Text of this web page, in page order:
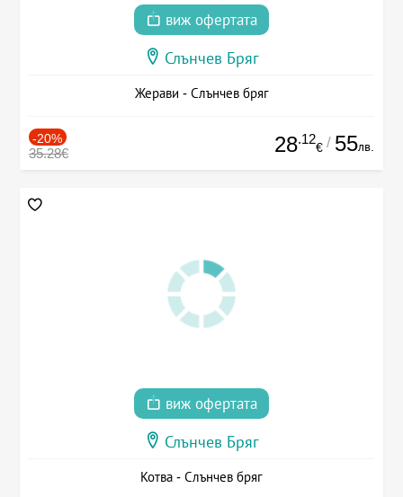
виж офертата
Слънчев Бряг
Жерави - Слънчев бряг
-20%
35.28€ 28.12
€ / 55лв.
виж офертата
Слънчев Бряг
Котва - Слънчев бряг